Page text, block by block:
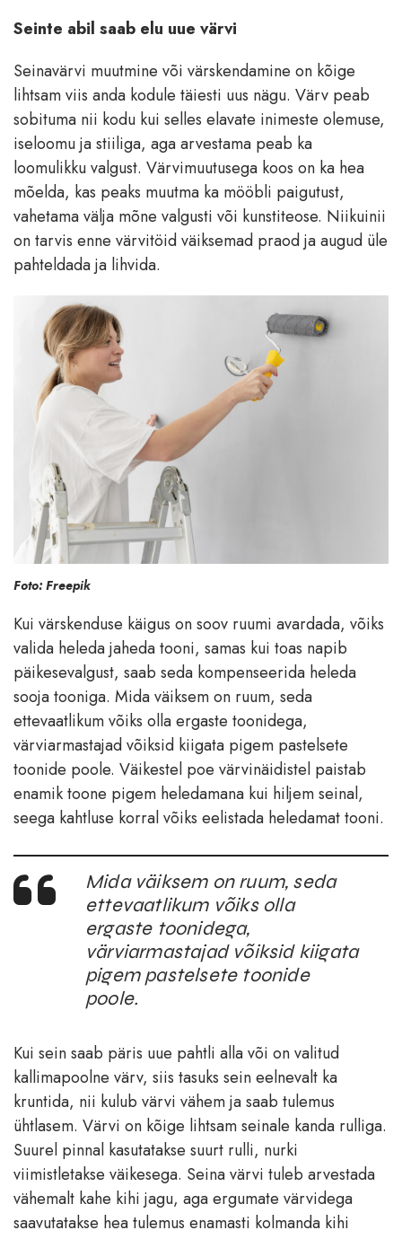
Seinte abil saab elu uue värvi
Seinavärvi muutmine või värskendamine on kõige
lihtsam viis anda kodule täiesti uus nägu. Värv peab
sobituma nii kodu kui selles elavate inimeste olemuse,
iseloomu ja stiiliga, aga arvestama peab ka
loomulikku valgust. Värvimuutusega koos on ka hea
mõelda, kas peaks muutma ka mööbli paigutust,
vahetama välja mõne valgusti või kunstiteose. Niikuinii
on tarvis enne värvitöid väiksemad praod ja augud üle
pahteldada ja lihvida.
Foto: Freepik
Kui värskenduse käigus on soov ruumi avardada, võiks
valida heleda jaheda tooni, samas kui toas napib
päikesevalgust, saab seda kompenseerida heleda
sooja tooniga. Mida väiksem on ruum, seda
ettevaatlikum võiks olla ergaste toonidega,
värviarmastajad võiksid kiigata pigem pastelsete
toonide poole. Väikestel poe värvinäidistel paistab
enamik toone pigem heledamana kui hiljem seinal,
seega kahtluse korral võiks eelistada heledamat tooni.
Mida väiksem on ruum, seda
ettevaatlikum võiks olla
ergaste toonidega,
värviarmastajad võiksid kiigata
pigem pastelsete toonide
poole.
Kui sein saab päris uue pahtli alla või on valitud
kallimapoolne värv, siis tasuks sein eelnevalt ka
kruntida, nii kulub värvi vähem ja saab tulemus
ühtlasem. Värvi on kõige lihtsam seinale kanda rulliga.
Suurel pinnal kasutatakse suurt rulli, nurki
viimistletakse väikesega. Seina värvi tuleb arvestada
vähemalt kahe kihi jagu, aga ergumate värvidega
saavutatakse hea tulemus enamasti kolmanda kihi